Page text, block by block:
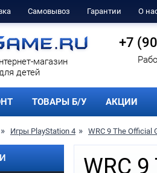
Самовывоз Гарантии О
магазин
детей
+7
ТОВАРЫ Б/У АКЦИИ
Игры PlayStation 4 WRC 9 The Official
WRC